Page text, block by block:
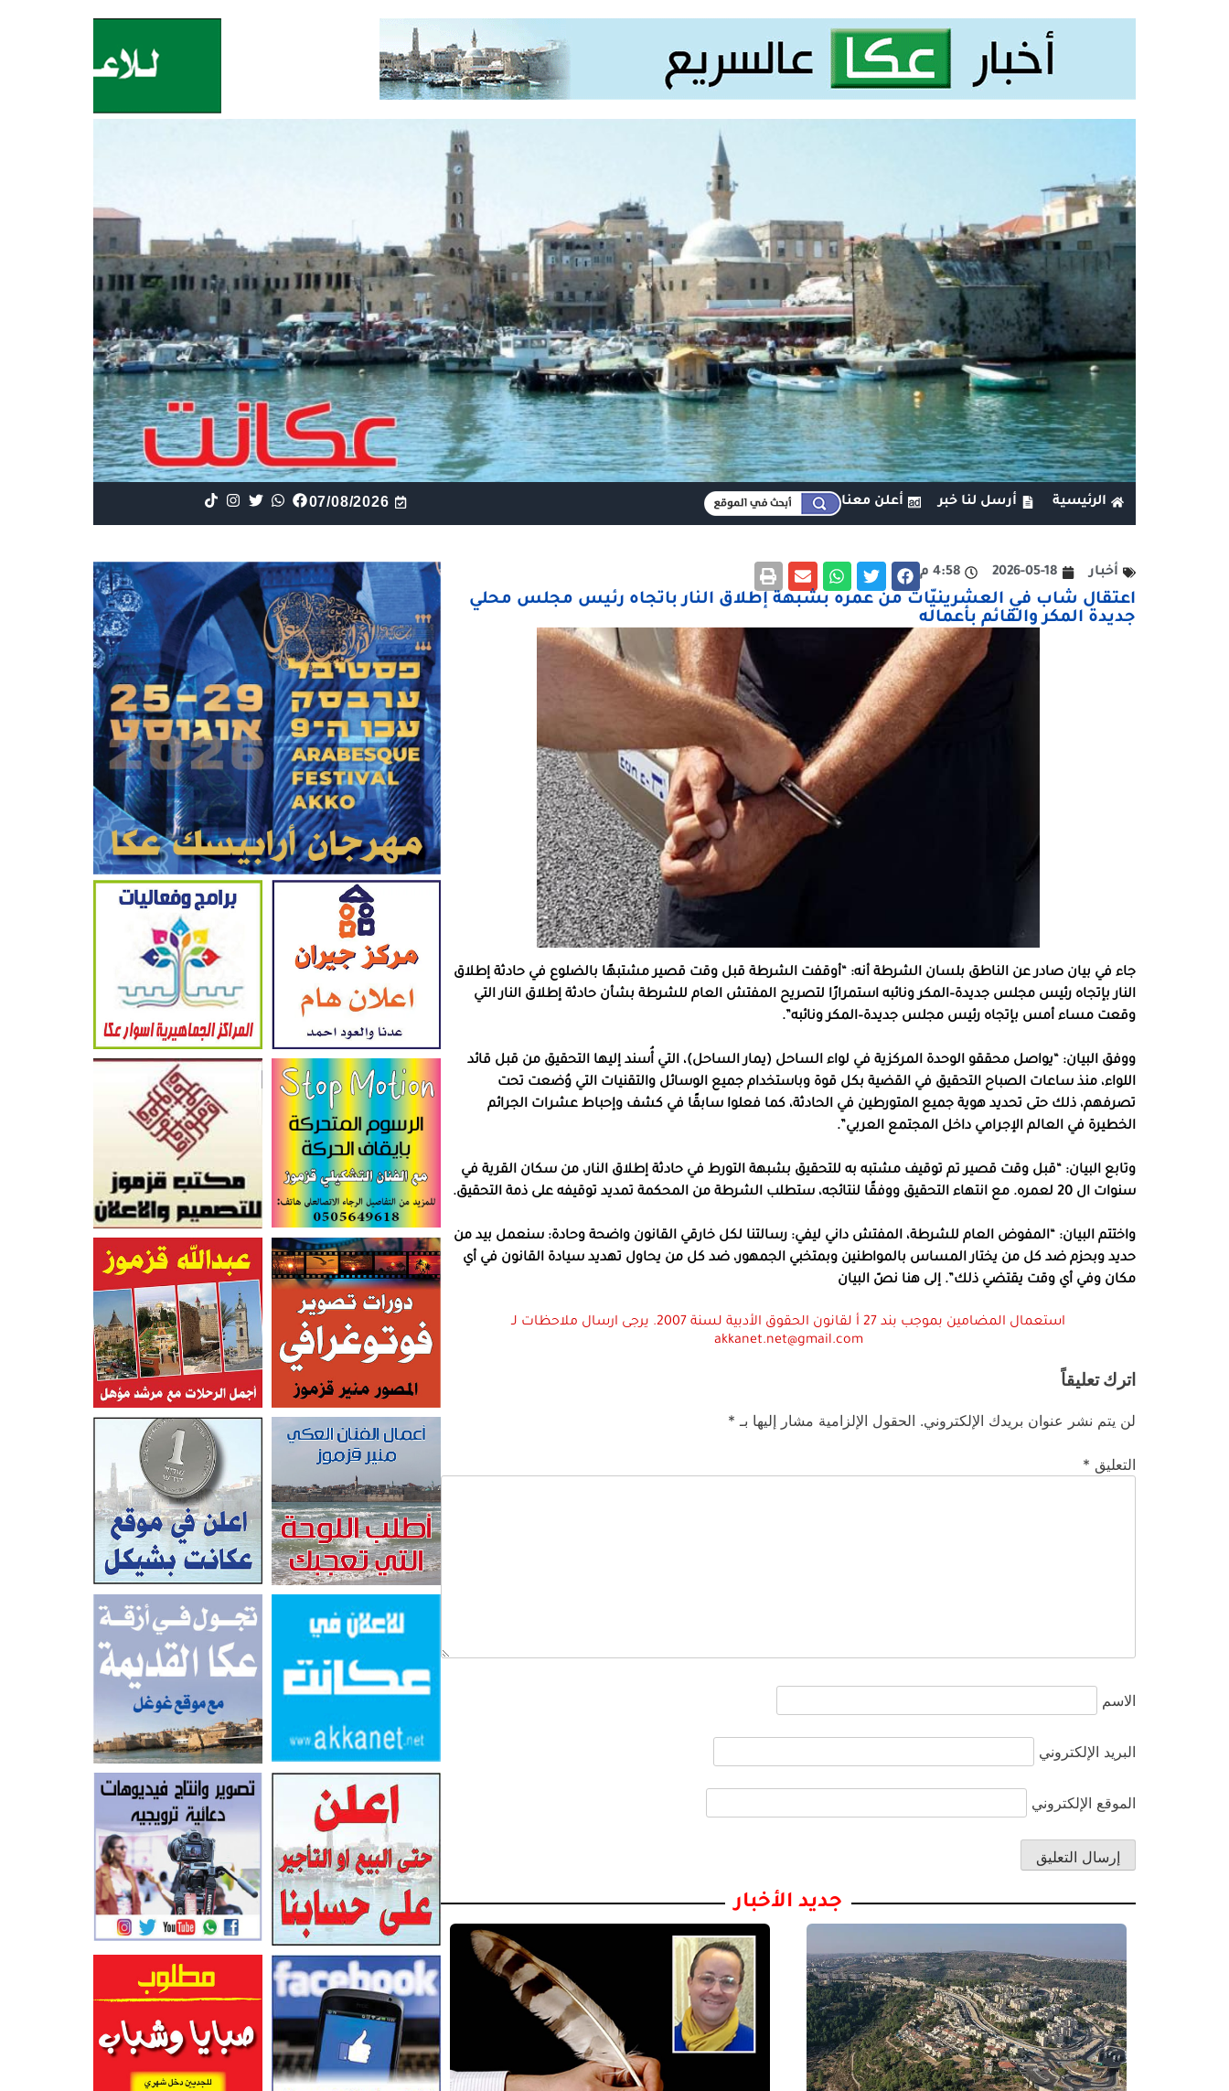
الرئيسية أرسل لنا خبر أعلن معنا 07/08/2026
أخبار 2026-05-18 4:58 م
اعتقال شاب في العشرينيّات من عمره بشبهة إطلاق النار باتجاه رئيس مجلس محلي
جديدة المكر والقائم بأعماله
جاء في بيان صادر عن الناطق بلسان الشرطة أنه: “أوقفت الشرطة قبل وقت قصير مشتبهًا بالضلوع في حادثة إطلاق
النار بإتجاه رئيس مجلس جديدة–المكر ونائبه استمرارًا لتصريح المفتش العام للشرطة بشأن حادثة إطلاق النار التي
وقعت مساء أمس بإتجاه رئيس مجلس جديدة–المكر ونائبه”.
ووفق البيان: “يواصل محققو الوحدة المركزية في لواء الساحل (يمار الساحل)، التي أُسند إليها التحقيق من قبل قائد
اللواء، منذ ساعات الصباح التحقيق في القضية بكل قوة وباستخدام جميع الوسائل والتقنيات التي وُضعت تحت
تصرفهم، ذلك حتى تحديد هوية جميع المتورطين في الحادثة، كما فعلوا سابقًا في كشف وإحباط عشرات الجرائم
الخطيرة في العالم الإجرامي داخل المجتمع العربي”.
وتابع البيان: “قبل وقت قصير تم توقيف مشتبه به للتحقيق بشبهة التورط في حادثة إطلاق النار، من سكان القرية في
سنوات ال 20 لعمره. مع انتهاء التحقيق ووفقًا لنتائجه، ستطلب الشرطة من المحكمة تمديد توقيفه على ذمة التحقيق.
واختتم البيان: “المفوض العام للشرطة، المفتش داني ليفي: رسالتنا لكل خارقي القانون واضحة وحادة: سنعمل بيد من
حديد وبحزم ضد كل من يختار المساس بالمواطنين وبمتخبي الجمهور، ضد كل من يحاول تهديد سيادة القانون في أي
مكان وفي أي وقت يقتضي ذلك”. إلى هنا نصّ البيان
استعمال المضامين بموجب بند 27 أ لقانون الحقوق الأدبية لسنة 2007. يرجى ارسال ملاحظات لـ
akkanet.net@gmail.com
اترك تعليقاً
لن يتم نشر عنوان بريدك الإلكتروني. الحقول الإلزامية مشار إليها بـ *
التعليق *
الاسم
البريد الإلكتروني
الموقع الإلكتروني
جديد الأخبار